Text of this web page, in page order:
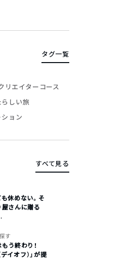
タグ一覧
リエイターコース
らしい旅
ョン
すべて見る
休めない。そ
さんに贈る
す
う終わり！
デイオフ）」が提